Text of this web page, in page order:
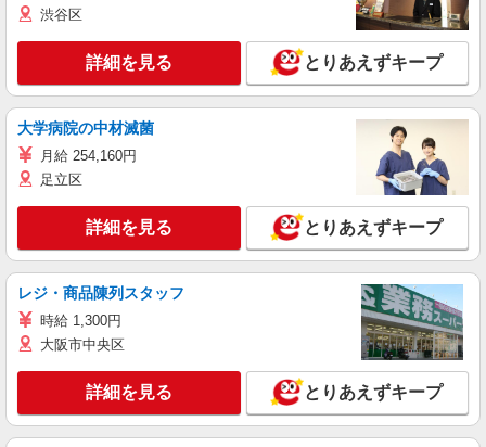
渋谷区
詳細を見る とりあえずキープ
大学病院の中材滅菌
月給 254,160円
足立区
詳細を見る とりあえずキープ
レジ・商品陳列スタッフ
時給 1,300円
大阪市中央区
詳細を見る とりあえずキープ